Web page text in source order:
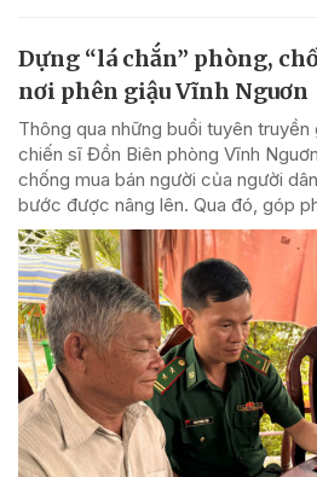
Dựng “lá chắn” phòng,
nơi phên giậu Vĩnh Nguơn
Thông qua những buổi tuyên
chiến sĩ Đồn Biên phòng Vĩnh
chống mua bán người của người
bước được nâng lên. Qua đó, góp